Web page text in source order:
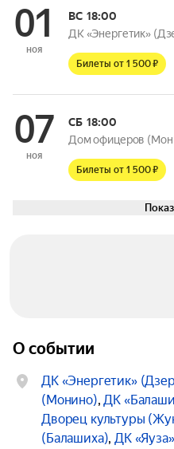
01
ноя
ВС18:00
ДК «Энергетик»
Билеты от 1 500 ₽
07
ноя
СБ18:00
Дом офицеров
Билеты от 1 500 ₽
О событии
ДК «Энергетик»
(Монино),ДК
Дворец культуры
(Балашиха),ДК